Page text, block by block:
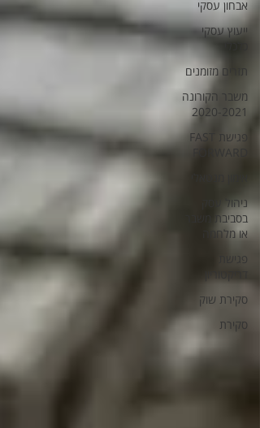
אבחון עסקי
ייעוץ עסקי
תזרים מזומנים
משבר הקורונה
2020-2021
פגישת FAST
FORWARD
ניהול עסק
בסביבת משבר
או מלחמה
פגישת
סקירת שוק
סקירת